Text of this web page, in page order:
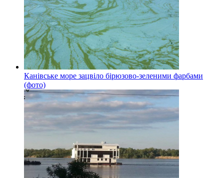
Канівське море зацвіло бірюзово-зеленими фарбами
(фото)